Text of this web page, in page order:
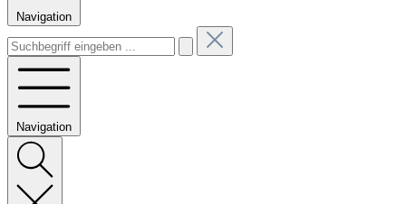
Navigation
Navigation